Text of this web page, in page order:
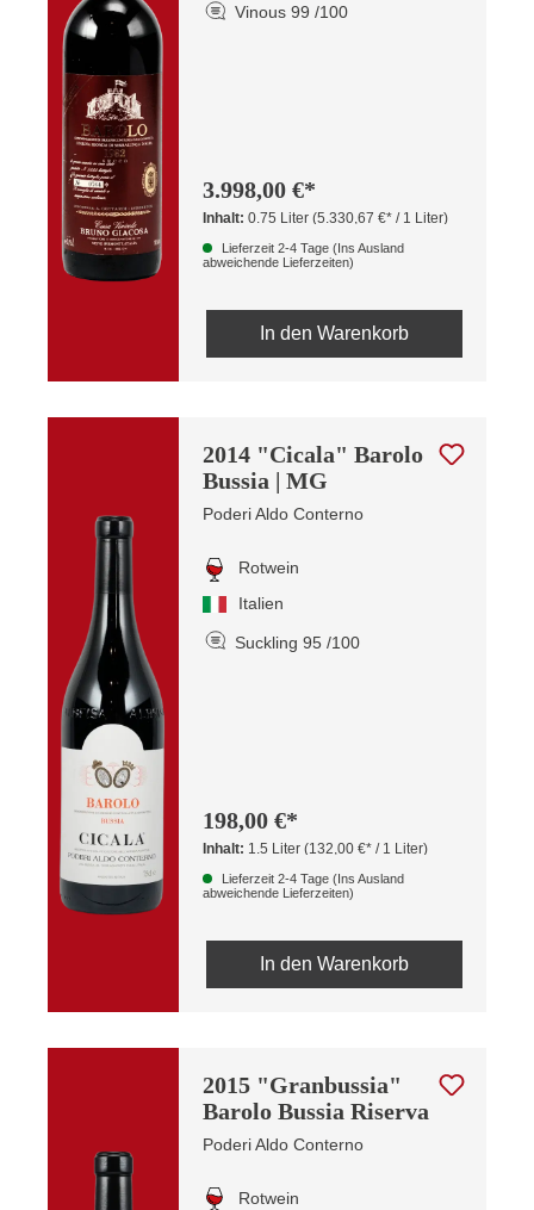
Vinous 99 /100
3.998,00 €*
Inhalt:0.75 Liter(5.330,67 €* / 1 Liter)
Lieferzeit 2-4 Tage (Ins Ausland
abweichende Lieferzeiten)
In den Warenkorb
2014 "Cicala" Barolo
Bussia | MG
Poderi Aldo Conterno
Rotwein
Italien
Suckling 95 /100
198,00 €*
Inhalt: 1.5 Liter(132,00 €* / 1 Liter)
Lieferzeit 2-4 Tage (Ins Ausland
abweichende Lieferzeiten)
In den Warenkorb
2015 "Granbussia"
Barolo Bussia Riserva
Poderi Aldo Conterno
Rotwein